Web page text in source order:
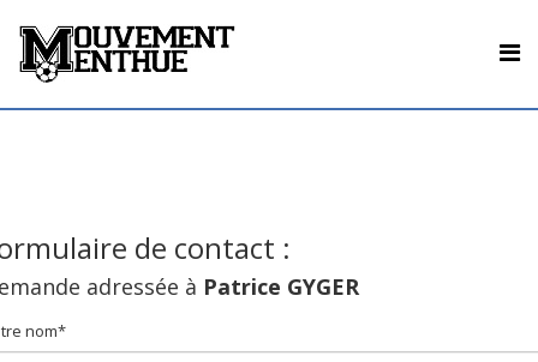
de contact :
adressée à Patrice GYGER
nom*